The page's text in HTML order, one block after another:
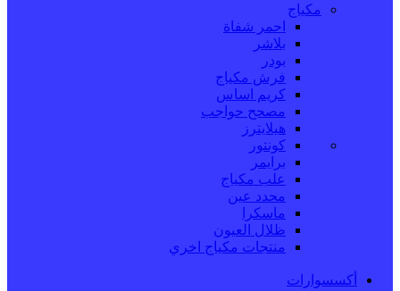
مكياج
احمر شفاة
بلاشر
بودر
فرش مكياج
كريم اساس
مصحح حواجب
هيلايترز
كونتور
برايمر
علب مكياج
محدد عين
ماسكرا
ظلال العيون
منتجات مكياج اخري
أكسسوارات